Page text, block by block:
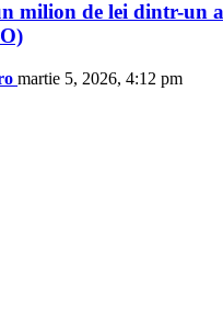
milion de lei dintr-un
martie 5, 2026, 4:12 pm